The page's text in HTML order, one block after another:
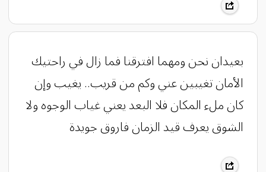
بعيدان نحن ومهما افترقنا فما زال في راحتيك
الأمان تغيبين عني وكم من قريب.. يغيب وإن
كان ملء المكان فلا البعد يعني غياب الوجوه ولا
الشوق يعرف قيد الزمان فاروق جويدة